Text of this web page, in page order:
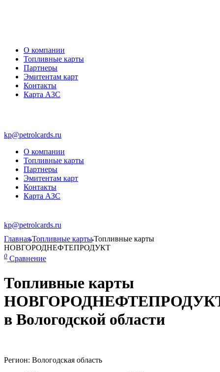
О компании
Топливные карты
Партнеры
Эмитентам карт
Контакты
Карта АЗС
kp@petrolcards.ru
О компании
Топливные карты
Партнеры
Эмитентам карт
Контакты
Карта АЗС
kp@petrolcards.ru
ГлавнаяТопливные картыТопливные карты
НОВГОРОДНЕФТЕПРОДУКТ
0 Сравнение
Топливные карты
в Вологодской области
Регион: Вологодская область